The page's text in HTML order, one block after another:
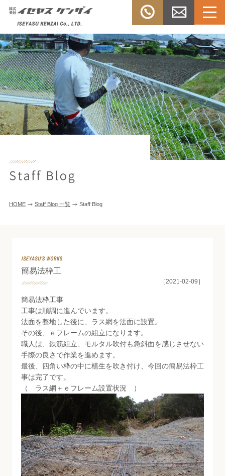
株式会社イセヤスケンザ
イ
0532-33-
3303
わせ
HOME Staff Blog 一覧 Staff Blog
簡易法枠工
［2021-02-09］
簡易法枠工事
工事は順調に進んでいます。
法面を整地した後に、ラス網を法面に設置。
その後、ｅフレームの組立になります。
職人は、鉄筋組立、モルタル吹付も急斜面を感じさせない
手際の良さで作業を進めます。
最後、四角い枠の中に植生を吹き付け、今回の簡易法枠工
事は完了です。
（ ラス網＋ｅフレーム設置状況 ）